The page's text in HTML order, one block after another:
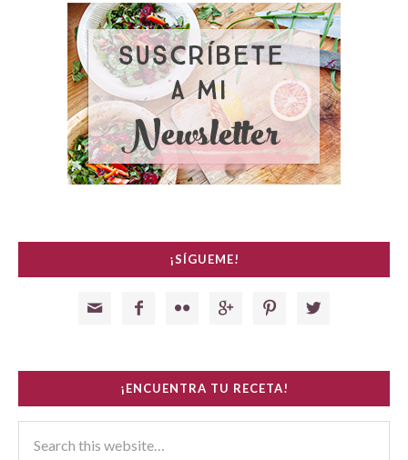
¡SÍGUEME!
     
¡ENCUENTRA TU RECETA!